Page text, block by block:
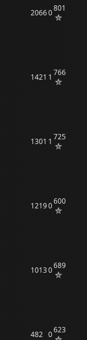
20660801
1421 1 766
1301 1 725
12190600
10130689
482 0623